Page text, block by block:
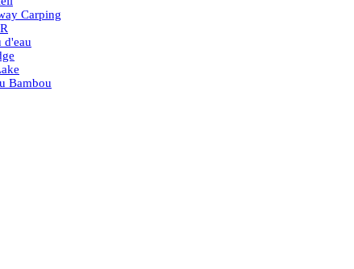
Carping
d'eau
Bambou